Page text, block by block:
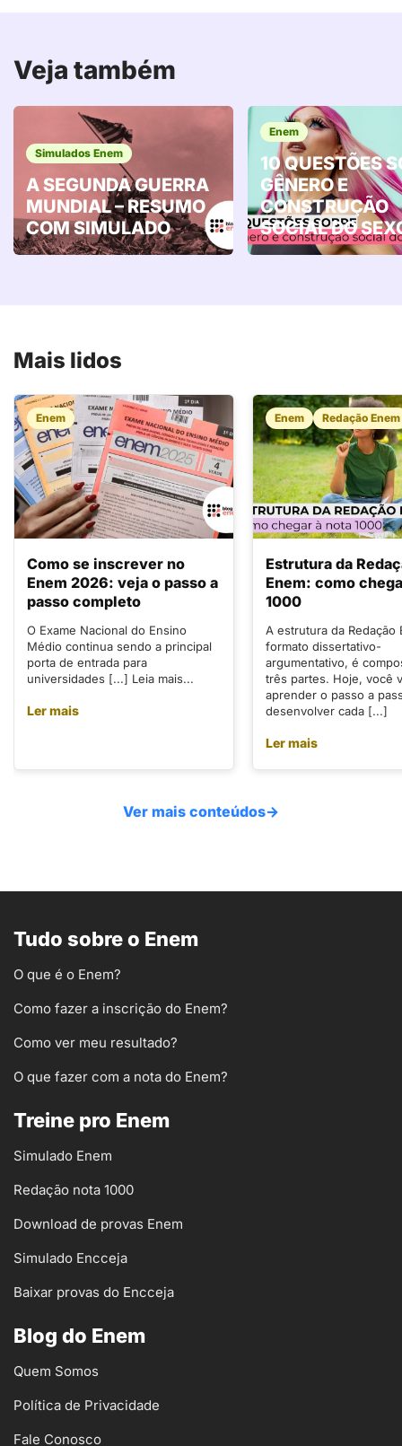
Veja também
Simulados Enem
A SEGUNDA GUERRA
MUNDIAL – RESUMO
COM SIMULADO
Enem
10 QUESTÕES
GÊNERO E
CONSTRUÇÃO
SOCIAL DO
Mais lidos
Enem
Como se inscrever no
Enem 2026: veja o passo a
passo completo
O Exame Nacional do Ensino
Médio continua sendo a principal
porta de entrada para
universidades [...] Leia mais...
Ler mais
Enem Redação Enem
Estrutura da
Enem: como
1000
A estrutura da Redação
formato dissertativo-
argumentativo, é
três partes. Hoje, você
aprender o passo a
desenvolver cada [...]
Ler mais
Ver mais conteúdos→
Tudo sobre o Enem
O que é o Enem?
Como fazer a inscrição do Enem?
Como ver meu resultado?
O que fazer com a nota do Enem?
Treine pro Enem
Simulado Enem
Redação nota 1000
Download de provas Enem
Simulado Encceja
Baixar provas do Encceja
Blog do Enem
Quem Somos
Política de Privacidade
Fale Conosco